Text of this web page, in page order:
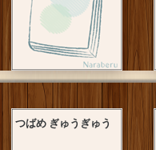
つばめ ぎゅうぎゅう